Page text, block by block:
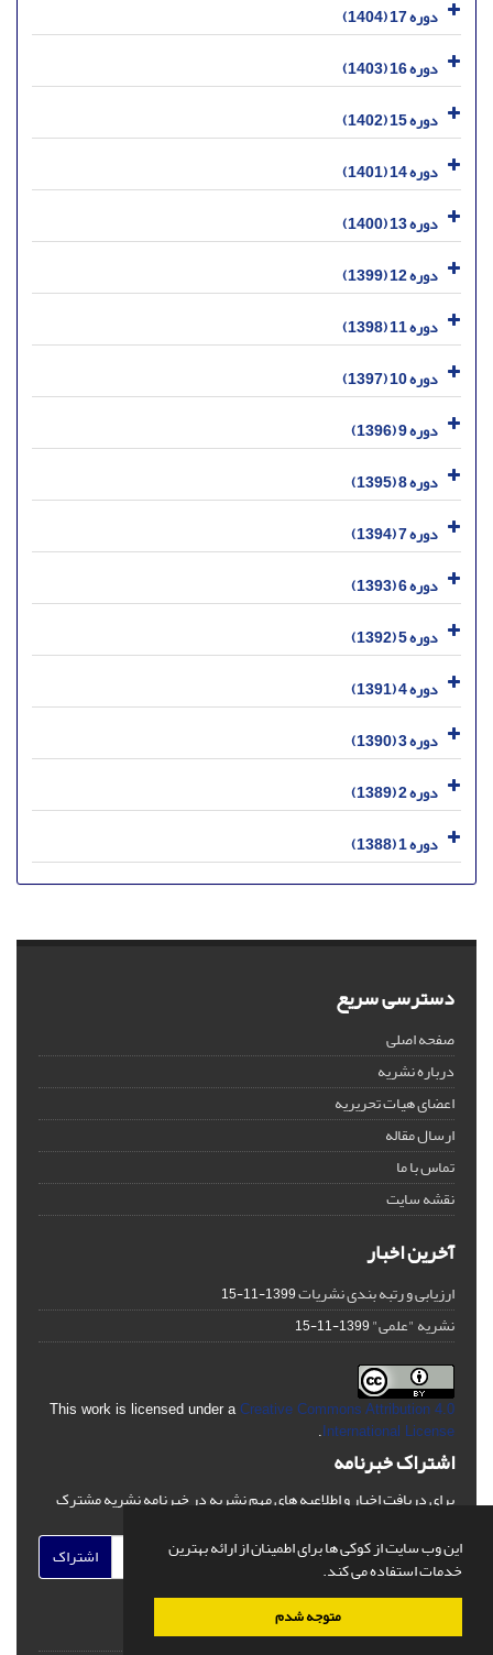
این وب سایت از کوکی ها برای اطمینان از ارائه بهترین
خدمات استفاده می کند.
متوجه شدم
دوره 17 (1404)
دوره 16 (1403)
دوره 15 (1402)
دوره 14 (1401)
دوره 13 (1400)
دوره 12 (1399)
دوره 11 (1398)
دوره 10 (1397)
دوره 9 (1396)
دوره 8 (1395)
دوره 7 (1394)
دوره 6 (1393)
دوره 5 (1392)
دوره 4 (1391)
دوره 3 (1390)
دوره 2 (1389)
دوره 1 (1388)
دسترسی سریع
صفحه اصلی
درباره نشریه
اعضای هیات تحریریه
ارسال مقاله
تماس با ما
نقشه سایت
آخرین اخبار
ارزیابی و رتبه بندی نشریات1399-11-15
نشریه "علمی"1399-11-15
This work is licensed under a Creative Commons Attribution 4.0
International License
.
اشتراک خبرنامه
برای دریافت اخبار و اطلاعیه های مهم نشریه در خبرنامه نشریه مشترک
اشتراک